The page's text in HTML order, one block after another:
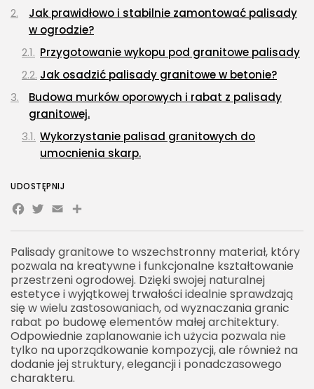
Palisady granitowe to wszechstronny materiał, który
pozwala na kreatywne i funkcjonalne kształtowanie
przestrzeni ogrodowej. Dzięki swojej naturalnej
estetyce i wyjątkowej trwałości idealnie sprawdzają
się w wielu zastosowaniach, od wyznaczania granic
rabat po budowę elementów małej architektury.
Odpowiednie zaplanowanie ich użycia pozwala nie
tylko na uporządkowanie kompozycji, ale również na
dodanie jej struktury, elegancji i ponadczasowego
charakteru.
Jak prawidłowo i stabilnie zamontować palisady
w ogrodzie?
Przygotowanie wykopu pod granitowe palisady
Jak osadzić palisady granitowe w betonie?
Budowa murków oporowych i rabat z palisady
granitowej.
Wykorzystanie palisad granitowych do
umocnienia skarp.
palisad.
Jak zabezpieczyć skarpę w ogrodzie przy użyciu
palisad?
Stabilizacja skarpy przy użyciu palisady
granitowej
Aranżacja skarpy z użyciem palisad z granitu
Obrzeża ścieżek i trawników wykonane z palisad
granitowych.
Wytyczanie stref z użyciem palisady granitowej
Trwałe obrzeża granitowe w aranżacji
UDOSTĘPNIJ
Facebook
Twitter
EmailShare